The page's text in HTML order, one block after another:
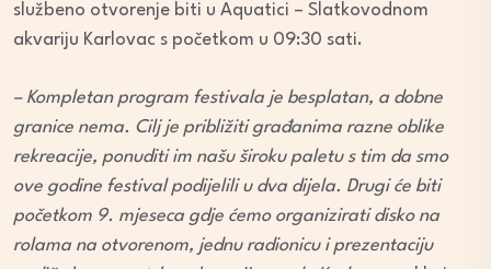
službeno otvorenje biti u Aquatici – Slatkovodnom
akvariju Karlovac s početkom u 09:30 sati.
– Kompletan program festivala je besplatan, a dobne
granice nema. Cilj je približiti građanima razne oblike
rekreacije, ponuditi im našu široku paletu s tim da smo
ove godine festival podijelili u dva dijela. Drugi će biti
početkom 9. mjeseca gdje ćemo organizirati disko na
rolama na otvorenom, jednu radionicu i prezentaciju